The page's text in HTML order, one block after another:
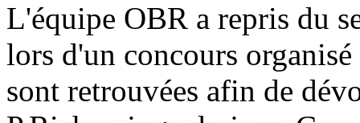
L'équipe OBR a repris du
lors d'un concours
sont retrouvées afin de